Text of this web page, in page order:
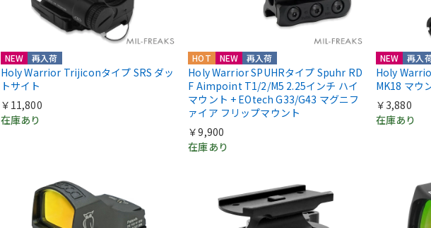
NEW 再入荷
Holy Warrior Trijiconタイプ SRS ダッ
トサイト
￥11,800
在庫あり
HOT NEW 再入荷
Holy Warrior SPUHRタイプ Spuhr RD
F Aimpoint T1/2/M5 2.25インチ ハイ
マウント + EOtech G33/G43 マグニフ
ァイア フリップマウント
￥9,900
在庫あり
NEW 再入
Holy
MK18 マウ
￥3,880
在庫あり